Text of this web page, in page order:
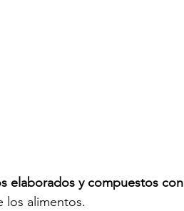
elaborados y compuestos con
los alimentos.